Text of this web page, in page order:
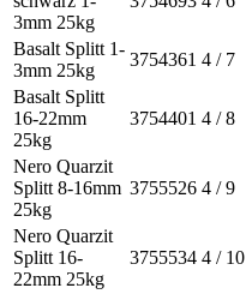
3mm 25kg
Basalt Splitt 1-
3mm 25kg
3754361 4 / 7
Basalt Splitt
16-22mm
25kg
3754401 4 / 8
Nero Quarzit
Splitt 8-16mm
25kg
3755526 4 / 9
Nero Quarzit
Splitt 16-
22mm 25kg
3755534 4 / 10